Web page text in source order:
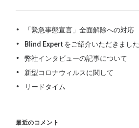
「緊急事態宣言」全面解除への対応
Blind Expert をご紹介いただきました
弊社インタビューの記事について
新型コロナウィルスに関して
リードタイム
最近のコメント